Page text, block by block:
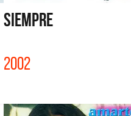
SIEMPRE
2002